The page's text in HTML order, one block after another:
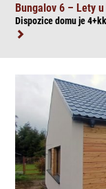
Bungalov 6 – Lety
Dispozice domu je